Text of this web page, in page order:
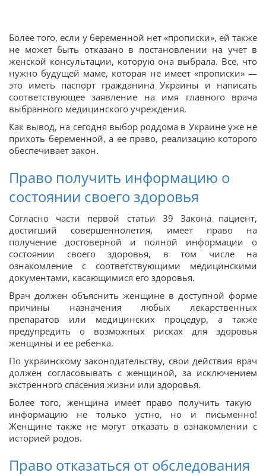
Более того, если у беременной нет «прописки», ей также
не может быть отказано в постановлении на учет в
женской консультации, которую она выбрала. Все, что
нужно будущей маме, которая не имеет «прописки» —
это иметь паспорт гражданина Украины и написать
соответствующее заявление на имя главного врача
выбранного медицинского учреждения.
Как вывод, на сегодня выбор роддома в Украине уже не
прихоть беременной, а ее право, реализацию которого
обеспечивает закон.
Право получить информацию о
состоянии своего здоровья
Согласно части первой статьи 39 Закона пациент,
достигший совершеннолетия, имеет право на
получение достоверной и полной информации о
состоянии своего здоровья, в том числе на
ознакомление с соответствующими медицинскими
документами, касающимися его здоровья.
Врач должен объяснить женщине в доступной форме
причины назначения любых лекарственных
препаратов или медицинских процедур, а также
предупредить о возможных рисках для здоровья
женщины и ее ребенка.
По украинскому законодательству, свои действия врач
должен согласовывать с женщиной, за исключением
экстренного спасения жизни или здоровья.
Более того, женщина имеет право получить такую ​​
информацию не только устно, но и письменно!
Женщине также не могут отказать в ознакомлении с
историей родов.
Право отказаться от обследования